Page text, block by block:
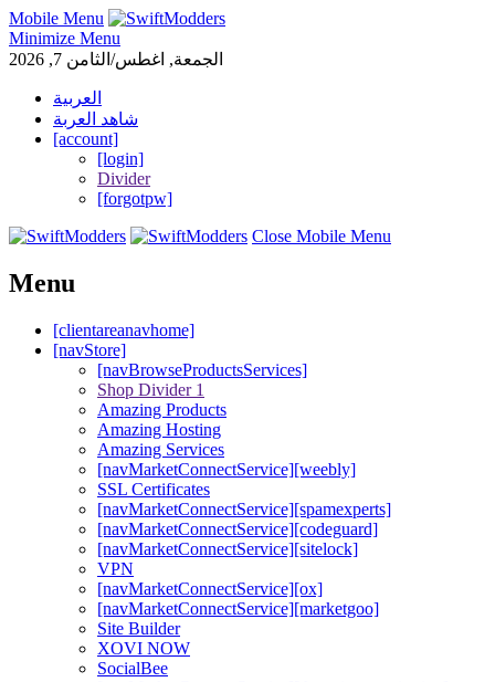
Mobile Menu
Minimize Menu
الجمعة, اغطس/الثامن 7, 2026
العربية
شاهد العربة
[account]
[login]
Divider
[forgotpw]
Close Mobile Menu
Menu
[clientareanavhome]
[navStore]
[navBrowseProductsServices]
Shop Divider 1
Amazing Products
Amazing Hosting
Amazing Services
[navMarketConnectService][weebly]
SSL Certificates
[navMarketConnectService][spamexperts]
[navMarketConnectService][codeguard]
[navMarketConnectService][sitelock]
VPN
[navMarketConnectService][ox]
[navMarketConnectService][marketgoo]
Site Builder
XOVI NOW
SocialBee